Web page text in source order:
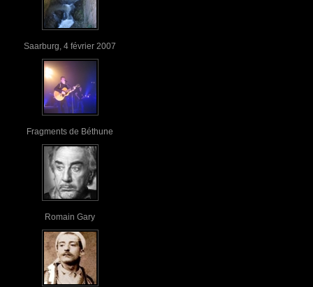
Saarburg, 4 février 2007
Fragments de Béthune
Romain Gary